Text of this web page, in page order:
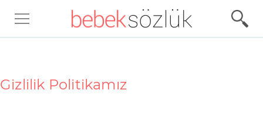
ü
Gizlilik Politikamız